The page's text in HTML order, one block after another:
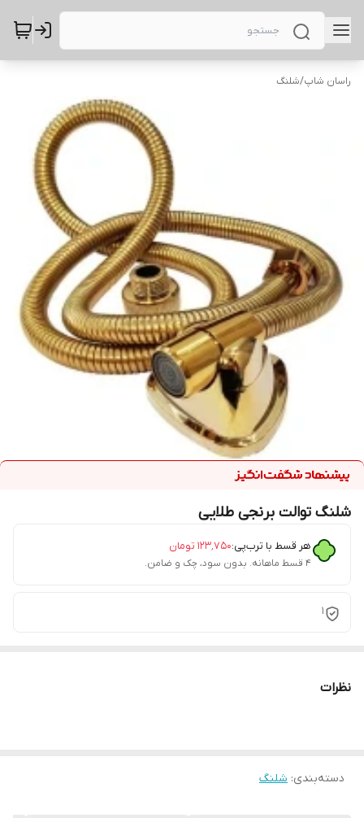
راسان شاپ/شلنگ
شلنگ توالت برنجی طلایی
هر قسط با ترب‌پی:۱۲۳٬۷۵۰ تومان
۴ قسط ماهانه. بدون سود، چک و ضامن.
1
نظرات
دسته‌بندی: شلنگ